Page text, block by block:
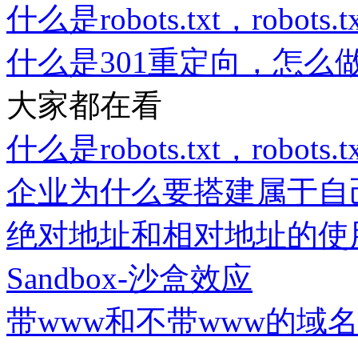
什么是robots.txt，
什么是301重定向，怎么
大家都在看
什么是robots.txt，
企业为什么要搭建属于
绝对地址和相对地址的使
Sandbox-沙盒效应
带www和不带www的域